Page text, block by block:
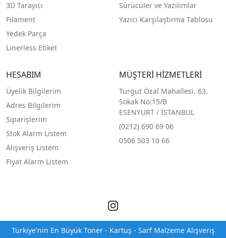
3D Tarayıcı
Filament
Yedek Parça
Linerless Etiket
Sürücüler ve Yazılımlar
Yazıcı Karşılaştırma Tablosu
HESABIM
Üyelik Bilgilerim
Adres Bilgilerim
Siparişlerim
Stok Alarm Listem
Alışveriş Listem
Fiyat Alarm Listem
MÜŞTERİ HİZMETLERİ
Turgut Özal Mahallesi. 63.
Sokak No:15/B
ESENYURT / İSTANBUL
(0212) 690 69 06
0506 503 10 66
Türkiye'nin En Büyük Toner - Kartuş - Sarf Malzeme Alışveriş